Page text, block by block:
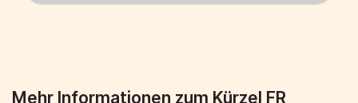
Mehr Informationen zum Kürzel FR